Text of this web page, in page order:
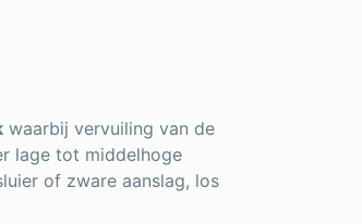
waarbij vervuiling van de
lage tot middelhoge
of zware aanslag, los